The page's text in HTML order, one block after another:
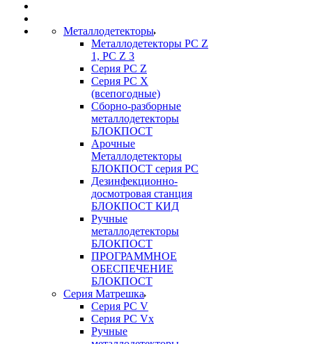
Металлодетекторы
Металлодетекторы РС Z
1, PC Z 3
Серия РС Z
Серия РС X
(всепогодные)
Сборно-разборные
металлодетекторы
БЛОКПОСТ
Арочные
Металлодетекторы
БЛОКПОСТ серия РС
Дезинфекционно-
досмотровая станция
БЛОКПОСТ КИД
Ручные
металлодетекторы
БЛОКПОСТ
ПРОГРАММНОЕ
ОБЕСПЕЧЕНИЕ
БЛОКПОСТ
Серия Матрешка
Серия PC V
Серия PC Vx
Ручные